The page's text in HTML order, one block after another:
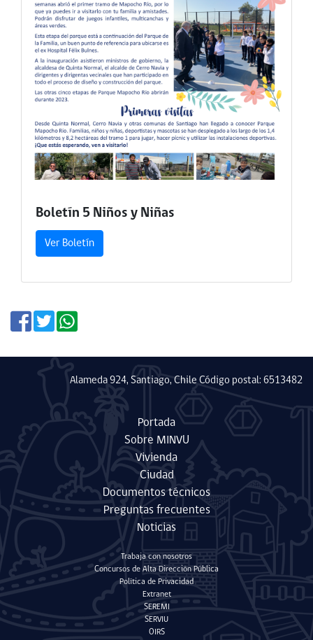
Boletín 5 Niños y Niñas
Ver Boletín
Alameda 924, Santiago, Chile Código postal: 6513482
Portada
Sobre MINVU
Vivienda
Ciudad
Documentos técnicos
Preguntas frecuentes
Noticias
Trabaja con nosotros
Concursos de Alta Dirección Pública
Política de Privacidad
Extranet
SEREMI
SERVIU
OIRS